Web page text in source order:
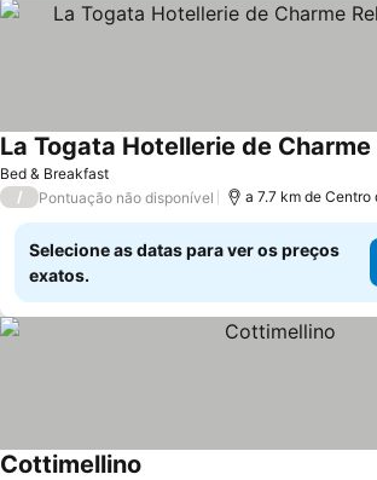
Bed & Breakfast
Ver preços
/ Pontuação não disponível a 7.7 km de Centro
Selecione as datas para ver os preços
exatos.
Cottimellino